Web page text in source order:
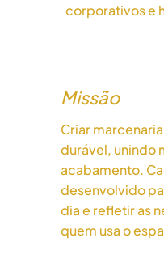
corporativos e
Missão
Criar
durável, unindo
acabamento.
desenvolvido
dia e refletir as
quem usa o